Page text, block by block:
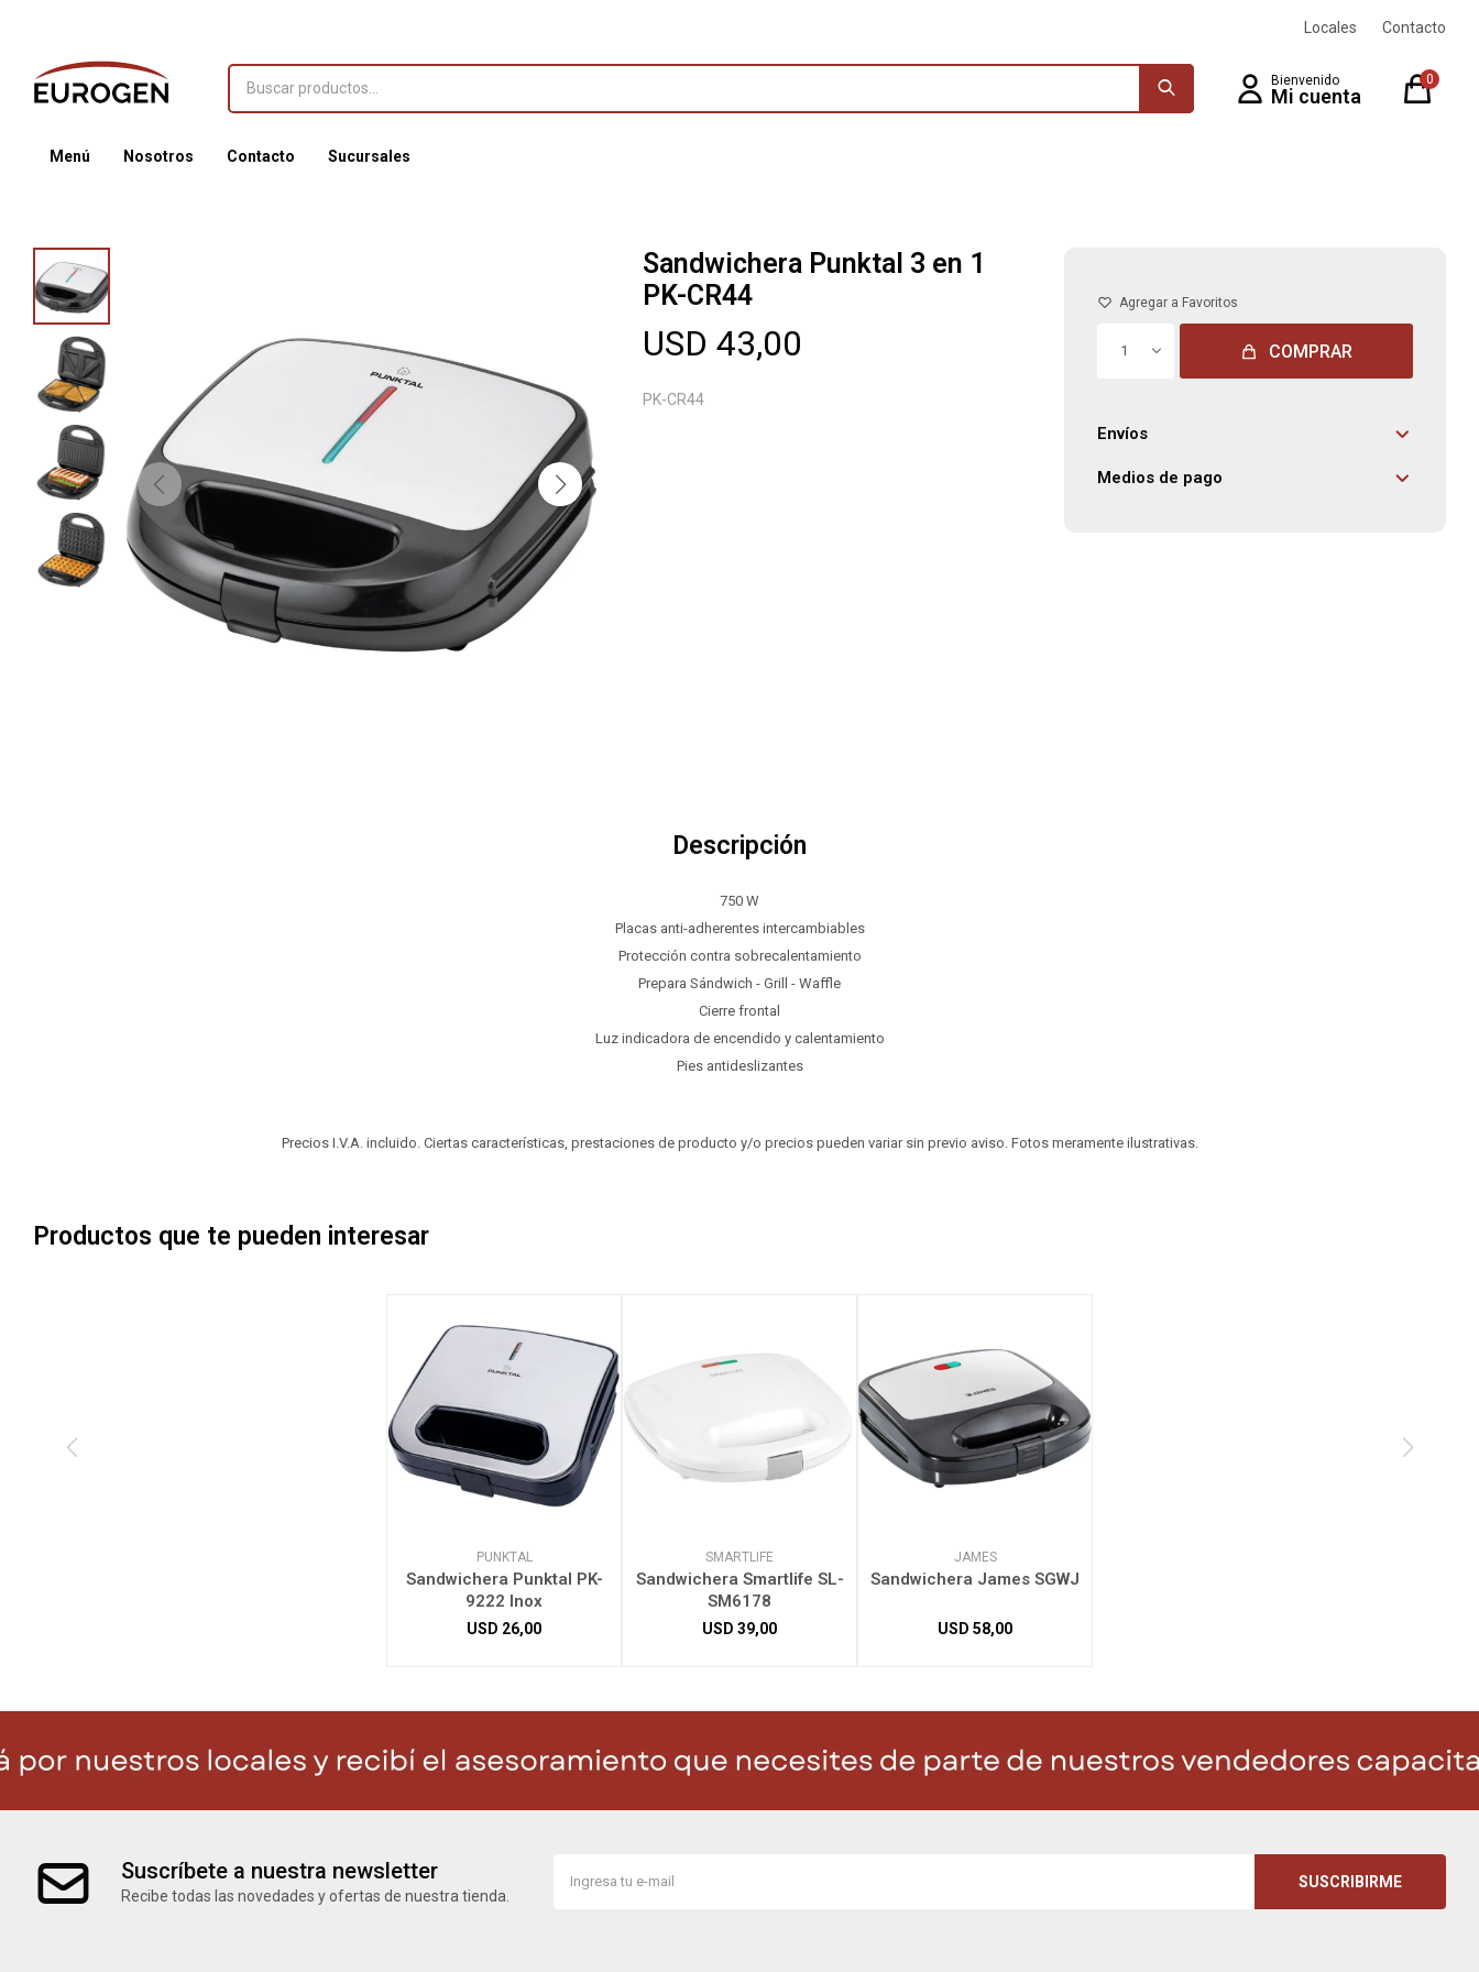
Menú Nosotros Contacto Sucursales
0
Locales Contacto
Sandwichera Punktal 3 en 1
PK-CR44
USD 43,00
PK-CR44
1 COMPRAR
Envíos
Medios de pago
Descripción
750 W
Placas anti-adherentes intercambiables
Protección contra sobrecalentamiento
Prepara Sándwich - Grill - Waffle
Cierre frontal
Luz indicadora de encendido y calentamiento
Pies antideslizantes
Precios I.V.A. incluido. Ciertas características, prestaciones de producto y/o precios pueden variar sin previo aviso. Fotos meramente ilustrativas.
Productos que te pueden interesar
PUNKTAL
Sandwichera Punktal PK-
9222 Inox
USD 26,00
SMARTLIFE
Sandwichera Smartlife SL-
SM6178
USD 39,00
JAMES
Sandwichera James SGWJ
USD 58,00
Suscríbete a nuestra newsletter
Recibe todas las novedades y ofertas de nuestra tienda.
SUSCRIBIRME